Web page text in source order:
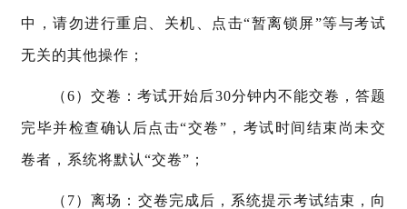
中，请勿进行重启、关机、点击“暂离锁屏”等与考试
无关的其他操作；
（6）交卷：考试开始后30分钟内不能交卷，答题
完毕并检查确认后点击“交卷”，考试时间结束尚未交
卷者，系统将默认“交卷”；
（7）离场：交卷完成后，系统提示考试结束，向